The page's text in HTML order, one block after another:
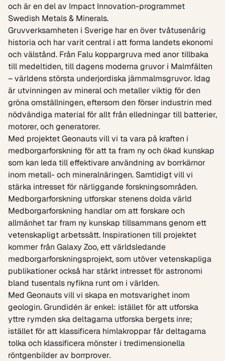
och är en del av Impact Innovation-programmet
Swedish Metals & Minerals.
Gruvverksamheten i Sverige har en över tvåtusenårig
historia och har varit central i att forma landets ekonomi
och välstånd. Från Falu koppargruva med anor tillbaka
till medeltiden, till dagens moderna gruvor i Malmfälten
– världens största underjordiska järnmalmsgruvor. Idag
är utvinningen av mineral och metaller viktig för den
gröna omställningen, eftersom den förser industrin med
nödvändiga material för allt från elledningar till batterier,
motorer, och generatorer.
Med projektet Geonauts vill vi ta vara på kraften i
medborgarforskning för att ta fram ny och ökad kunskap
som kan leda till effektivare användning av borrkärnor
inom metall- och mineralnäringen. Samtidigt vill vi
stärka intresset för närliggande forskningsområden.
Medborgarforskning utforskar stenens dolda värld
Medborgarforskning handlar om att forskare och
allmänhet tar fram ny kunskap tillsammans genom ett
vetenskapligt arbetssätt. Inspirationen till projektet
kommer från Galaxy Zoo, ett världsledande
medborgarforskningsprojekt, som utöver vetenskapliga
publikationer också har stärkt intresset för astronomi
bland tusentals nyfikna runt om i världen.
Med Geonauts vill vi skapa en motsvarighet inom
geologin. Grundidén är enkel: istället för att utforska
yttre rymden ska deltagarna utforska bergets inre;
istället för att klassificera himlakroppar får deltagarna
tolka och klassificera mönster i tredimensionella
röntgenbilder av borrprover.